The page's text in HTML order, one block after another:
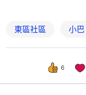
東區社區 小巴
6